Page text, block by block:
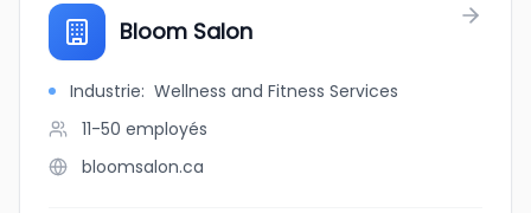
Bloom Salon
Industrie: Wellness and Fitness Services
11-50 employés
bloomsalon.ca